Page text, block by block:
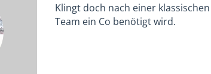
Klingt doch nach einer
Team ein Co benötigt wird.